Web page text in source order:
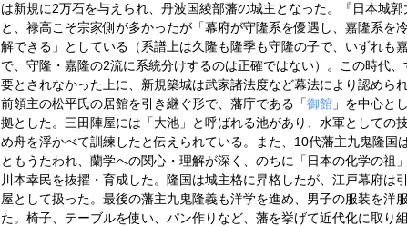
は新規に2万石を与えられ、丹波国綾部藩の城主となった。『日本城郭
と、禄高こそ宗家側が多かったが「幕府が守隆系を優遇し、嘉隆系を
解できる」としている（系譜上は久隆も隆季も守隆の子で、いずれも
で、守隆・嘉隆の2流に系統分けするのは正確ではない）。この時代
要とされなかった上に、新規築城は武家諸法度など幕法により認められ
前領主の松平氏の居館を引き継ぐ形で、藩庁である「御館」を中心と
拠とした。三田陣屋には「大池」と呼ばれる池があり、水軍としての
め舟を浮かべて訓練したと伝えられている。また、10代藩主九鬼隆国
ともうたわれ、蘭学への関心・理解が深く、のちに「日本の化学の祖
川本幸民を抜擢・育成した。隆国は城主格に昇格したが、江戸幕府は
屋として扱った。最後の藩主九鬼隆義も洋学を進め、男子の服装を洋
た。椅子、テーブルを使い、パン作りなど、藩を挙げて近代化に取り組